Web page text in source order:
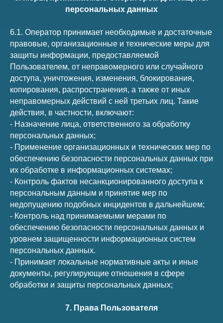
персональных данных
6.1. Оператор принимает необходимые и достаточные
правовые, организационные и технические меры для
защиты информации, предоставляемой
Пользователем, от неправомерного или случайного
доступа, уничтожения, изменения, блокирования,
копирования, распространения, а также от иных
неправомерных действий с ней третьих лиц. Такие
действия, в частности, включают:
- Назначение лица, ответственного за обработку
персональных данных;
- Применение организационных и технических мер по
обеспечению безопасности персональных данных при
их обработке в информационных системах;
- Контроль фактов несанкционированного доступа к
персональным данным и принятие мер по
недопущению подобных инцидентов в дальнейшем;
- Контроль над принимаемыми мерами по
обеспечению безопасности персональных данных и
уровнем защищенности информационных систем
персональных данных.
- Принимает локальные нормативные акты и иные
документы, регулирующие отношения в сфере
обработки и защиты персональных данных;
7. Права Пользователя